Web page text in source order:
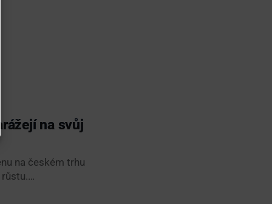
na svůj
na českém trhu
růstu.…